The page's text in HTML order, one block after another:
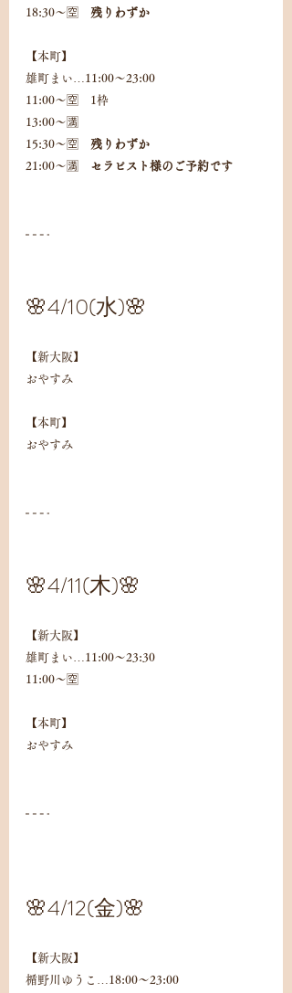
18:30〜🈳 残りわずか
【本町】
雄町まい…11:00〜23:00
11:00〜🈳　1枠
13:00〜🈵
15:30〜🈳 残りわずか
21:00〜🈵 セラピスト様のご予約です
🌸4/10(水)🌸
【新大阪】
おやすみ
【本町】
おやすみ
🌸4/11(木)🌸
【新大阪】
雄町まい…11:00〜23:30
11:00〜🈳
【本町】
おやすみ
🌸4/12(金)🌸
【新大阪】
楯野川ゆうこ…18:00〜23:00